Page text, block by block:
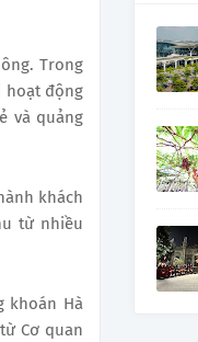
Trong
hoạt động
và quảng
khách
từ nhiều
khoán Hà
Cơ quan